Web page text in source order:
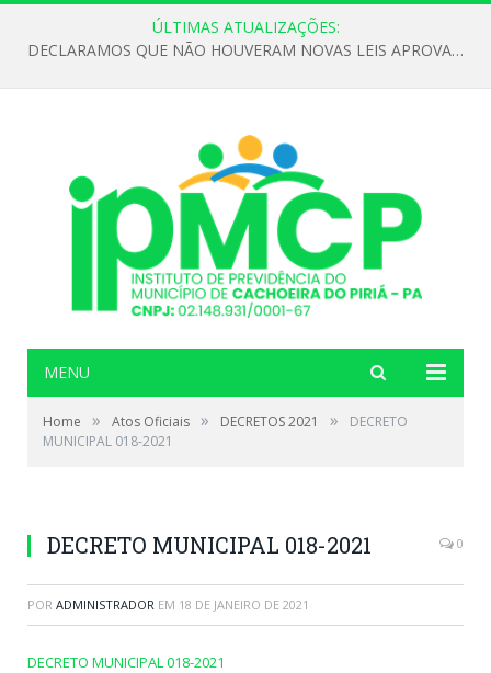
ÚLTIMAS ATUALIZAÇÕES:
DECLARAMOS QUE NÃO HOUVERAM NOVAS LEIS APROVADAS ATÉ O MOMENTO PARA O INSTITUTO DE PREVIDÊNCIA NO ANO DE 2026
MENU
Home » Atos Oficiais » DECRETOS 2021 »
DECRETO
MUNICIPAL 018-2021
DECRETO MUNICIPAL 018-2021 0
POR ADMINISTRADOR EM 18 DE JANEIRO DE 2021
DECRETO MUNICIPAL 018-2021